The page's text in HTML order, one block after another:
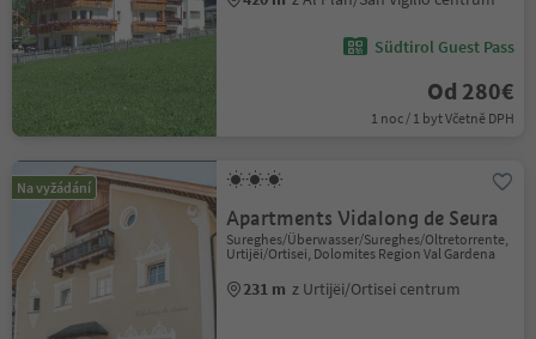
Südtirol Guest Pass
Od 280€
1 noc / 1 byt Včetně DPH
Na vyžádání
Apartments Vidalong de Seura
Sureghes/Überwasser/Sureghes/Oltretorrente,
Urtijëi/Ortisei, Dolomites Region Val Gardena
231 m z Urtijëi/Ortisei centrum